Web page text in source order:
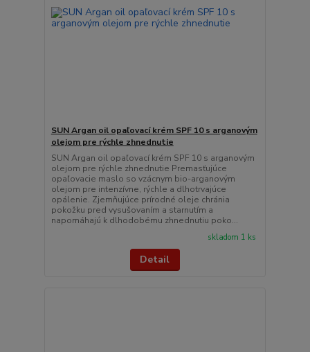
SUN Argan oil opaľovací krém SPF 10 s arganovým
olejom pre rýchle zhnednutie
SUN Argan oil opaľovací krém SPF 10 s arganovým
olejom pre rýchle zhnednutie Premasťujúce
opaľovacie maslo so vzácnym bio-arganovým
olejom pre intenzívne, rýchle a dlhotrvajúce
opálenie. Zjemňujúce prírodné oleje chránia
pokožku pred vysušovaním a starnutím a
napomáhajú k dlhodobému zhnednutiu poko...
skladom 1 ks
Detail